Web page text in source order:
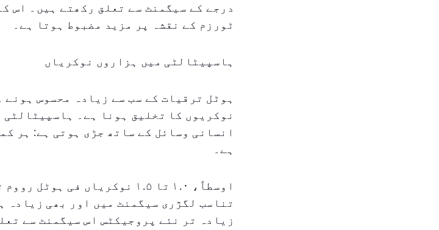
درجے کے سیگمنٹ سے تعلق رکھتے ہیں۔ اس
ٹورزم کے نقشہ پر مزید مضبوط ہوتا ہے۔
ہاسپیٹالٹی میں ہزاروں نوکریاں
ہوٹل ترقیات کے سب سے زیادہ محسوس
نوکریوں کا تخلیق ہونا ہے۔ ہاسپیٹالٹی
انسانی وسائل کے ساتھ جڑی ہوتی ہے: ہر
ہے۔
اوسطاً، ۱.۰ تا ۱.۵ نوکریاں فی
تناسب لگژری سیگمنٹ میں اور بھی زیادہ
زیادہ تر نئے پروجیکٹس اس سیگمنٹ سے